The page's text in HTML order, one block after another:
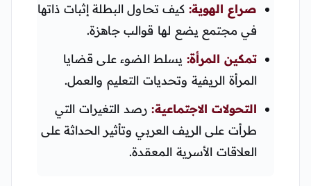
صراع الهوية: كيف تحاول البطلة إثبات ذاتها
في مجتمع يضع لها قوالب جاهزة.
تمكين المرأة: يسلط الضوء على قضايا
المرأة الريفية وتحديات التعليم والعمل.
التحولات الاجتماعية:رصد التغيرات التي
طرأت على الريف العربي وتأثير الحداثة على
العلاقات الأسرية المعقدة.